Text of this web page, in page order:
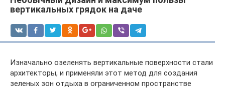
вертикальных грядок на даче
Изначально озеленять вертикальные поверхности стали
архитекторы, и применяли этот метод для создания
зеленых зон отдыха в ограниченном пространстве